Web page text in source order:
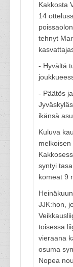
Kakkosta
14
tehnyt
- Hyvältä
- Päätös
ikänsä
Kuluva
syntyi
komeat 9
JJK:hon,
toisessa
vieraana
osuma
Nopea